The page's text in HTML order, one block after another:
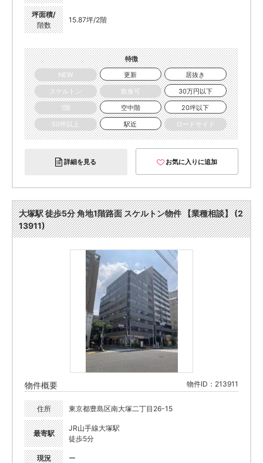
坪面積/
階数
15.87坪/2階
特徴
NEW
更新
居抜き
スケルトン
飲食可
30万円以下
1階
空中階
20坪以下
50坪以上
駅近 ロードサイド
詳細を見る お気に入りに追加
大塚駅 徒歩5分 角地1階路面 スケルトン物件 【業種相談】 (2
13911)
物件概要 物件ID：213911
住所 東京都豊島区南大塚二丁目26-15
最寄駅
JR山手線大塚駅
徒歩5分
現況 ー